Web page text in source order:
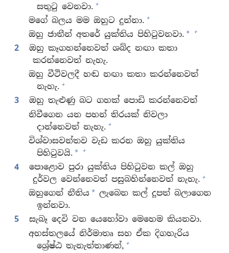
සතුටු වෙනවා. +
මගේ බලය මම ඔහුට දුන්නා. +
ඔහු ජාතීන් අතරේ යුක්තිය පිහිටුවනවා. * +
2
ඔහු කෑගහන්නෙවත් ශබ්ද නඟා කතා
කරන්නෙවත් නැහැ.
ඔහු වීථිවලදී හඬ නඟා කතා කරන්නෙවත්
නැහැ. +
3
ඔහු තැළුණු බට ගහක් පොඩි කරන්නෙවත්
නිවීගෙන යන පහන් තිරයක් නිවලා
දාන්නෙවත් නැහැ. +
විශ්වාසවන්තව වැඩ කරන ඔහු යුක්තිය
පිහිටුවයි. * +
4
පොළොව පුරා යුක්තිය පිහිටුවන කල් ඔහු
දුර්වල වෙන්නෙවත් පසුබහින්නෙවත් නැහැ. +
ඔහුගෙන් නීතිය * ලැබෙන කල් දූපත් බලාගෙන
ඉන්නවා.
5
සැබෑ දෙවි වන යෙහෝවා මෙහෙම කියනවා.
අහස්තලයේ නිර්මාතෘ සහ ඒක දිගහැරිය
ශ්‍රේෂ්ඨ තැනැත්තාණන්, +